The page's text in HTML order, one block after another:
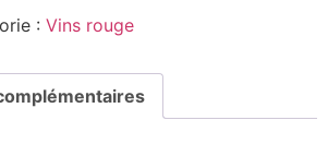
: Vins rouge